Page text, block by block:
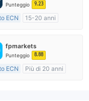
Punteggio 9.23
ECN
15-20 anni
Making (MM)
principale MT4
fpmarkets
Punteggio 8.88
ECN
Più di 20 anni